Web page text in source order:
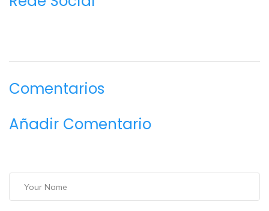
Comentarios
Añadir Comentario